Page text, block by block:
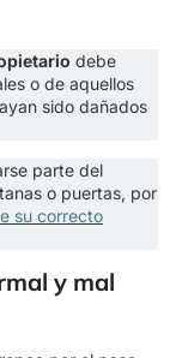
debe
o de aquellos
sido dañados
parte del
o puertas, por
su correcto
y mal